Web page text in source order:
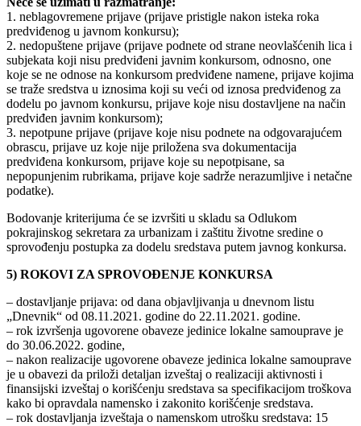
1. neblagovremene prijave (prijave pristigle nakon isteka roka
predviđenog u javnom konkursu);
2. nedopuštene prijave (prijave podnete od strane neovlašćenih lica i
subjekata koji nisu predviđeni javnim konkursom, odnosno, one
koje se ne odnose na konkursom predviđene namene, prijave kojima
se traže sredstva u iznosima koji su veći od iznosa predviđenog za
dodelu po javnom konkursu, prijave koje nisu dostavljene na način
predviđen javnim konkursom);
3. nepotpune prijave (prijave koje nisu podnete na odgovarajućem
obrascu, prijave uz koje nije priložena sva dokumentacija
predviđena konkursom, prijave koje su nepotpisane, sa
nepopunjenim rubrikama, prijave koje sadrže nerazumljive i netačne
podatke).
Bodovanje kriterijuma će se izvršiti u skladu sa Odlukom
pokrajinskog sekretara za urbanizam i zaštitu životne sredine o
sprovođenju postupka za dodelu sredstava putem javnog konkursa.
5) ROKOVI ZA SPROVOĐENJE KONKURSA
– dostavljanje prijava: od dana objavljivanja u dnevnom listu
„Dnevnik“ od 08.11.2021. godine do 22.11.2021. godine.
– rok izvršenja ugovorene obaveze jedinice lokalne samouprave je
do 30.06.2022. godine,
– nakon realizacije ugovorene obaveze jedinica lokalne samouprave
je u obavezi da priloži detaljan izveštaj o realizaciji aktivnosti i
finansijski izveštaj o korišćenju sredstava sa specifikacijom troškova
kako bi opravdala namensko i zakonito korišćenje sredstava.
– rok dostavljanja izveštaja o namenskom utrošku sredstava: 15